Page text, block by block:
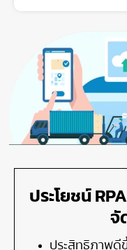
ประโยชน์
จั
ประสิทธิภาพดี